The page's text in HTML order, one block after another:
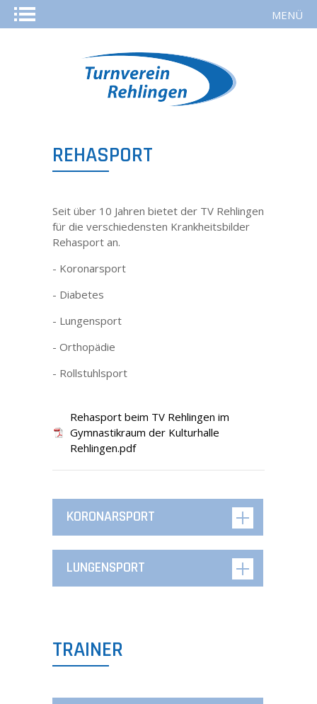
MENÜ
REHASPORT
TURNVEREIN
KONTAKT
DATENSCHUTZ
REHASPORT
Seit über 10 Jahren bietet der TV Rehlingen
für die verschiedensten Krankheitsbilder
Rehasport an.
- Koronarsport
- Diabetes
- Lungensport
- Orthopädie
- Rollstuhlsport
Rehasport beim TV Rehlingen im
Gymnastikraum der Kulturhalle
Rehlingen.pdf
KORONARSPORT
LUNGENSPORT
TRAINER